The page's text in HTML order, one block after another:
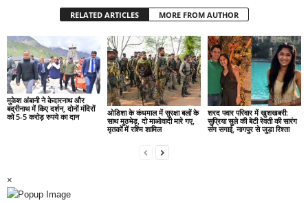
RELATED ARTICLES MORE FROM AUTHOR
मुकेश अंबानी ने केदारनाथ और
बद्रीनाथ में किए दर्शन, दोनों मंदिरों
को 5-5 करोड़ रुपये का दान
ओडिशा के कंधमाल में सुरक्षा बलों के
साथ मुठभेड़, दो माओवादी मारे गए,
मृतकों में रश्मि शामिल
शरद पवार परिवार में खुशखबरी:
सुप्रिया सुले की बेटी रेवती की सारंग
संग सगाई, नागपुर से जुड़ा रिश्ता
×